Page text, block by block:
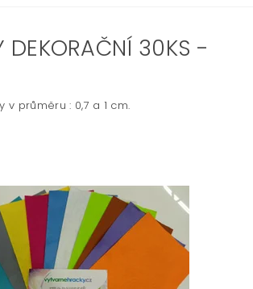
DEKORAČNÍ 30KS -
v průměru : 0,7 a 1 cm.